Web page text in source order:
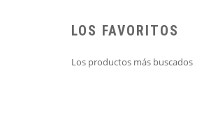
LOS FAVORITOS
Los productos más buscados